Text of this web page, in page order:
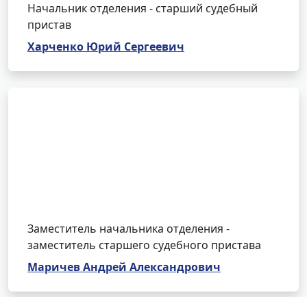
Начальник отделения - старший судебный
пристав
Харченко Юрий Сергеевич
Заместитель начальника отделения -
заместитель старшего судебного пристава
Маричев Андрей Александрович